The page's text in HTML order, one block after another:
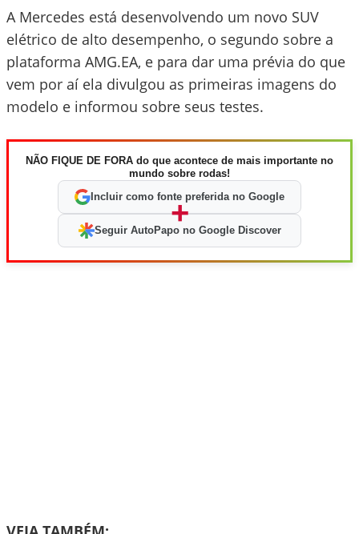
A Mercedes está desenvolvendo um novo SUV
elétrico de alto desempenho, o segundo sobre a
plataforma AMG.EA, e para dar uma prévia do que
vem por aí ela divulgou as primeiras imagens do
modelo e informou sobre seus testes.
NÃO FIQUE DE FORA do que acontece de mais importante no
mundo sobre rodas!
Incluir como fonte preferida no Google
+
Seguir AutoPapo no Google Discover